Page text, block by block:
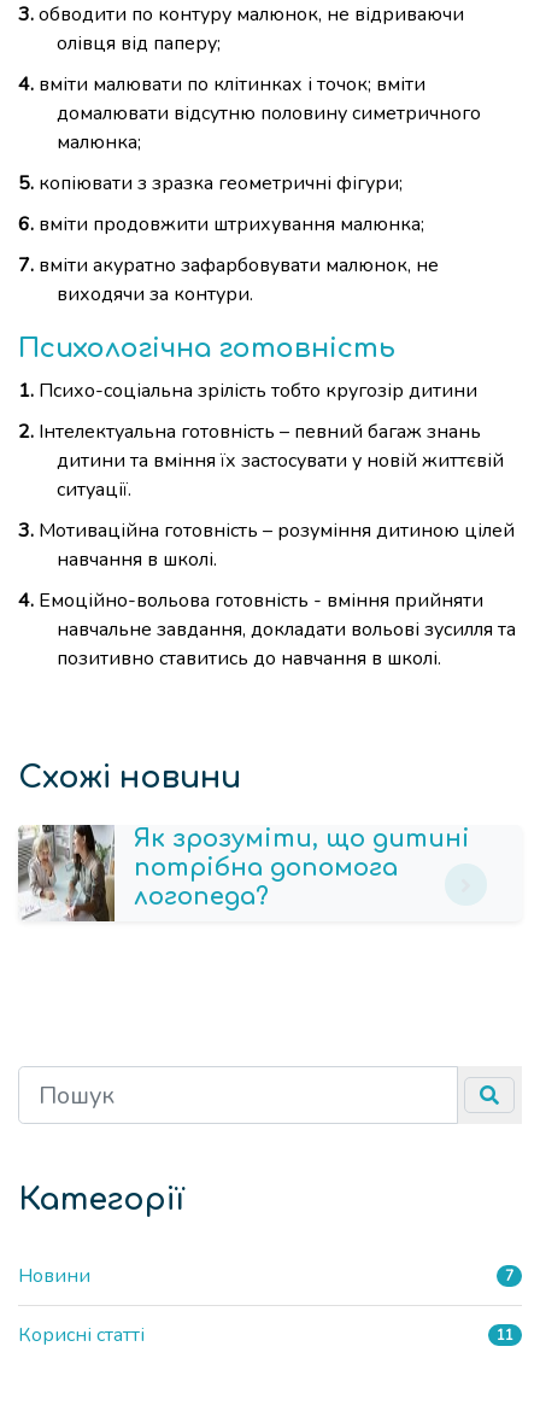
обводити по контуру малюнок, не відриваючи
олівця від паперу;
вміти малювати по клітинках і точок; вміти
домалювати відсутню половину симетричного
малюнка;
копіювати з зразка геометричні фігури;
вміти продовжити штрихування малюнка;
вміти акуратно зафарбовувати малюнок, не
виходячи за контури.
Психологічна готовність
Психо-соціальна зрілість тобто кругозір дитини
Інтелектуальна готовність – певний багаж знань
дитини та вміння їх застосувати у новій життєвій
ситуації.
Мотиваційна готовність – розуміння дитиною цілей
навчання в школі.
Емоційно-вольова готовність - вміння прийняти
навчальне завдання, докладати вольові зусилля та
позитивно ставитись до навчання в школі.
Схожі новини
Як зрозуміти, що дитині
потрібна допомога
логопеда?
Категорії
Новини 7
Корисні статті 11